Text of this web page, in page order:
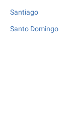
Santiago
Santo Domingo